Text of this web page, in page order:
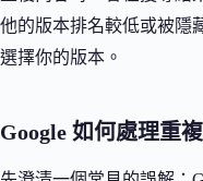
他的版本排名較低或被隱
選擇你的版本。
Google 如何處理重